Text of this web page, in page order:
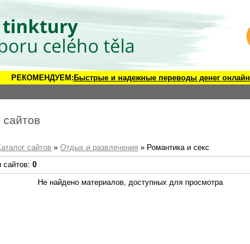
РЕКОМЕНДУЕМ: Быстрые и надежные переводы денег онлайн
сайтов
сайтов »Отдых и развлечения » Романтика и секс
сайтов:0
Не найдено материалов, доступных для просмотра